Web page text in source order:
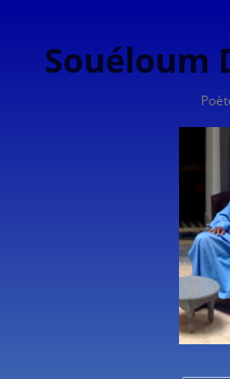
Souéloum